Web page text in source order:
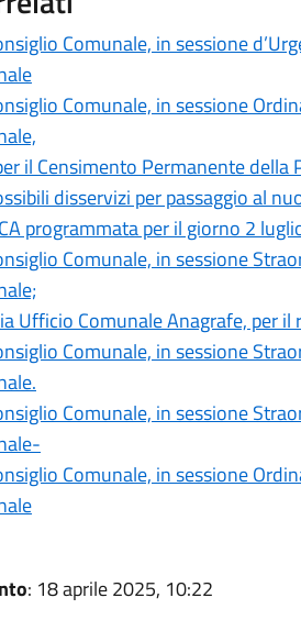
Comunale, in sessione
Comunale, in sessione
il Censimento Permanente della
disservizi per passaggio al
programmata per il giorno 2
Comunale, in sessione
Ufficio Comunale Anagrafe, per
Comunale, in sessione
Comunale, in sessione
Comunale, in sessione
: 18 aprile 2025, 10:22